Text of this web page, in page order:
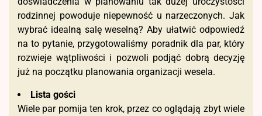
rodzinnej powoduje niepewność u narzeczonych. Jak
wybrać idealną salę weselną? Aby ułatwić odpowiedź
na to pytanie, przygotowaliśmy poradnik dla par, który
rozwieje wątpliwości i pozwoli podjąć dobrą decyzję
już na początku planowania organizacji wesela.
Lista gości
Wiele par pomija ten krok, przez co oglądają zbyt wiele